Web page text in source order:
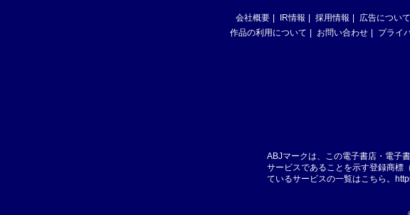
会社概要 IR情報 採用情報 広告について
作品の利用について
お問い合わせ プライ
ABJマークは、この電子書店・電子
サービスであることを示す登録商標
ているサービスの一覧はこちら。